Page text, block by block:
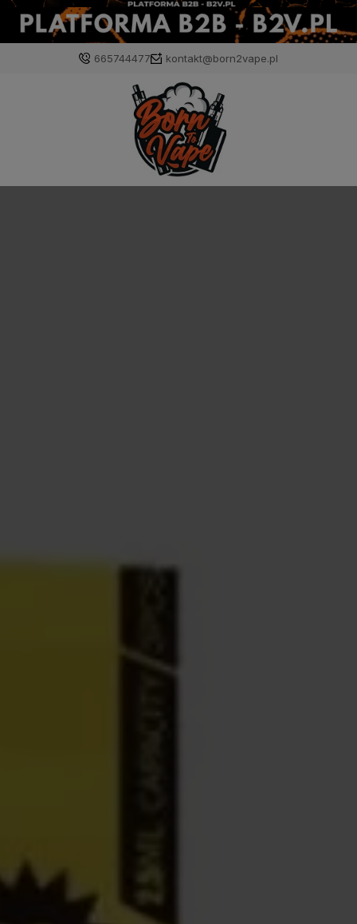
665744477 kontakt@born2vape.pl